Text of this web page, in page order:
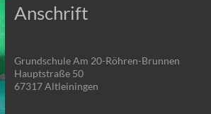
Anschrift
Grundschule Am 20-Röhren-Brunnen
Hauptstraße 50
67317 Altleiningen